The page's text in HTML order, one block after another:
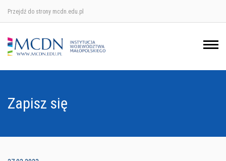
Przejdź do strony mcdn.edu.pl
Zapisz się
Ośrodek w Krakowie
Ośrodek w Nowym Sączu
Ośrodek w Tarnowie